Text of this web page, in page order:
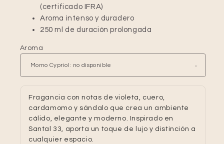
(certificado IFRA)
Aroma intenso y duradero
250 ml de duración prolongada
Aroma
Fragancia con notas de violeta, cuero,
cardamomo y sándalo que crea un ambiente
cálido, elegante y moderno. Inspirado en
Santal 33, aporta un toque de lujo y distinción a
cualquier espacio.